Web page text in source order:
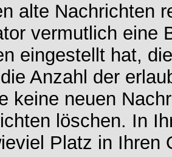
alte Nachrichten
vermutlich eine
eingestellt hat,
Anzahl der
keine neuen
löschen. In
Platz in Ihren